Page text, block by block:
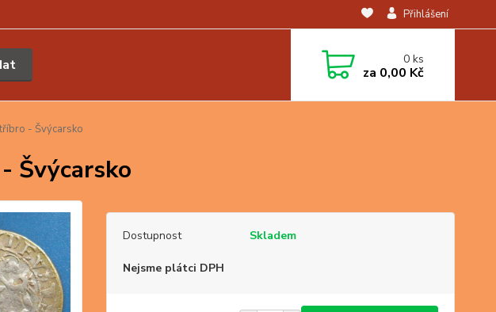
Přihlášení
0ks
za 0,00 Kč
- Švýcarsko
Švýcarsko
Dostupnost Skladem
Nejsme plátci DPH